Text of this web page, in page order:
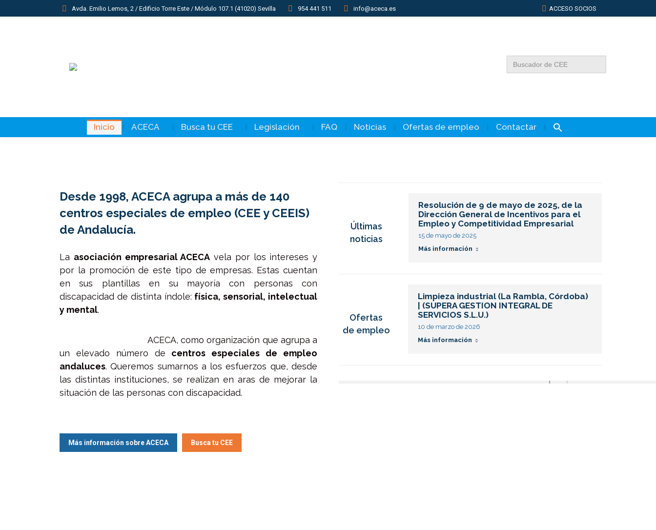
Avda. Emilio Lemos, 2 / Edificio Torre Este / Módulo 107.1 (41020) Sevilla 954 441 511 info@aceca.es ACCESO SOCIOS
Buscar:
Inicio ACECA Busca tu CEE Legislación FAQ Noticias Ofertas de empleo Contactar
Desde 1998, ACECA agrupa a más de 140
centros especiales de empleo (CEE y CEEIS)
de Andalucía.
La asociación empresarial ACECA vela por los intereses y
por la promoción de este tipo de empresas. Estas cuentan
en sus plantillas en su mayoría con personas con
discapacidad de distinta índole: física, sensorial, intelectual
y mental.
ACECA, como organización que agrupa a
un elevado número de centros especiales de empleo
andaluces. Queremos sumarnos a los esfuerzos que, desde
las distintas instituciones, se realizan en aras de mejorar la
situación de las personas con discapacidad.
Más información sobre ACECA Busca tu CEE
Últimas
noticias
Resolución de 9 de mayo de 2025, de la
Dirección General de Incentivos para el
Empleo y Competitividad Empresarial
CONVOCATORIA SUBVENCIONES
PUBLICAS CEE
Resolución de 9 de mayo de 2025, de la
Dirección General de Incentivos para el
Empleo y Competitividad Empresarial
15 de mayo de 2025
Más información
Ofertas
de empleo
Mozo de almacén | (SUPERA GESTION
INTEGRAL DE SERVICIOS S.L.U.)
Peón de mantenimiento y jardinería con
Más información
Limpieza industrial (La Rambla, Córdoba)
| (SUPERA GESTION INTEGRAL DE
SERVICIOS S.L.U.)
10 de marzo de 2026
Más información